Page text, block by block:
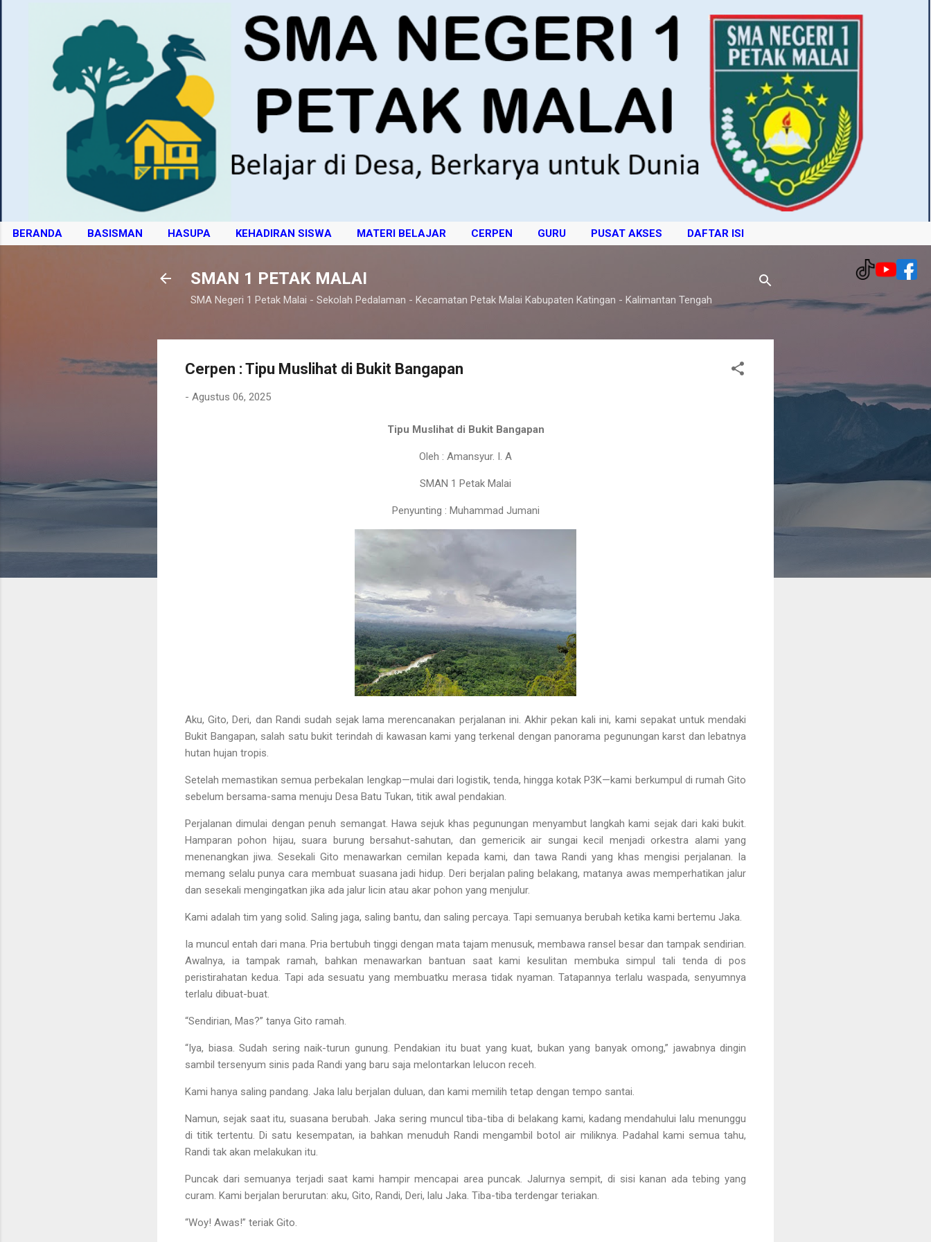
BERANDA BASISMAN HASUPA KEHADIRAN SISWA MATERI BELAJAR CERPEN GURU PUSAT AKSES DAFTAR ISI
Langsung ke konten utama
SMAN 1 PETAK MALAI
SMA Negeri 1 Petak Malai - Sekolah Pedalaman - Kecamatan Petak Malai Kabupaten Katingan - Kalimantan Tengah
Cerpen : Tipu Muslihat di Bukit Bangapan
- Agustus 06, 2025
Tipu Muslihat di Bukit Bangapan
Oleh : Amansyur. I. A
SMAN 1 Petak Malai
Penyunting : Muhammad Jumani
Aku, Gito, Deri, dan Randi sudah sejak lama merencanakan perjalanan ini. Akhir pekan kali ini, kami sepakat untuk mendaki
Bukit Bangapan, salah satu bukit terindah di kawasan kami yang terkenal dengan panorama pegunungan karst dan lebatnya
hutan hujan tropis.
Setelah memastikan semua perbekalan lengkap—mulai dari logistik, tenda, hingga kotak P3K—kami berkumpul di rumah Gito
sebelum bersama-sama menuju Desa Batu Tukan, titik awal pendakian.
Perjalanan dimulai dengan penuh semangat. Hawa sejuk khas pegunungan menyambut langkah kami sejak dari kaki bukit.
Hamparan pohon hijau, suara burung bersahut-sahutan, dan gemericik air sungai kecil menjadi orkestra alami yang
menenangkan jiwa. Sesekali Gito menawarkan cemilan kepada kami, dan tawa Randi yang khas mengisi perjalanan. Ia
memang selalu punya cara membuat suasana jadi hidup. Deri berjalan paling belakang, matanya awas memperhatikan jalur
dan sesekali mengingatkan jika ada jalur licin atau akar pohon yang menjulur.
Kami adalah tim yang solid. Saling jaga, saling bantu, dan saling percaya. Tapi semuanya berubah ketika kami bertemu Jaka.
Ia muncul entah dari mana. Pria bertubuh tinggi dengan mata tajam menusuk, membawa ransel besar dan tampak sendirian.
Awalnya, ia tampak ramah, bahkan menawarkan bantuan saat kami kesulitan membuka simpul tali tenda di pos
peristirahatan kedua. Tapi ada sesuatu yang membuatku merasa tidak nyaman. Tatapannya terlalu waspada, senyumnya
terlalu dibuat-buat.
“Sendirian, Mas?” tanya Gito ramah.
“Iya, biasa. Sudah sering naik-turun gunung. Pendakian itu buat yang kuat, bukan yang banyak omong,” jawabnya dingin
sambil tersenyum sinis pada Randi yang baru saja melontarkan lelucon receh.
Kami hanya saling pandang. Jaka lalu berjalan duluan, dan kami memilih tetap dengan tempo santai.
Namun, sejak saat itu, suasana berubah. Jaka sering muncul tiba-tiba di belakang kami, kadang mendahului lalu menunggu
di titik tertentu. Di satu kesempatan, ia bahkan menuduh Randi mengambil botol air miliknya. Padahal kami semua tahu,
Randi tak akan melakukan itu.
Puncak dari semuanya terjadi saat kami hampir mencapai area puncak. Jalurnya sempit, di sisi kanan ada tebing yang
curam. Kami berjalan berurutan: aku, Gito, Randi, Deri, lalu Jaka. Tiba-tiba terdengar teriakan.
“Woy! Awas!” teriak Gito.